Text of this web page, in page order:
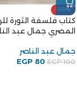
-20%
كتاب فلسفة الثورة
المصري جمال عبد
جمال عبد الناصر
EGP100
EGP 80